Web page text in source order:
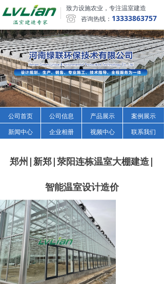
致力设施农业，专注温室建造
咨询热线： 13333863757
公司首页 公司信息 产品展示
案例展示
新闻中心
企业相册 视频中心 联系我们
郑州|新郑|荥阳连栋温室大棚建造|
智能温室设计造价